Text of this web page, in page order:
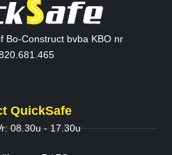
Bo-Construct bvba KBO nr
QuickSafe
08.30u - 17.30u